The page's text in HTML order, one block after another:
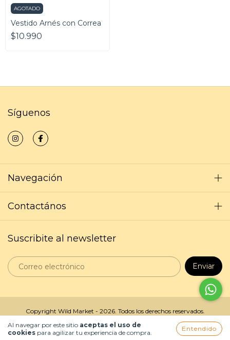
Al navegar por este sitio aceptas el uso de
cookies para agilizar tu experiencia de compra.
Entendido
AGOTADO
Vestido Arnés con Correa
$10.990
Síguenos
Navegación
Contactános
Suscribite al newsletter
Copyright Wild Market - 2026. Todos los derechos reservados.